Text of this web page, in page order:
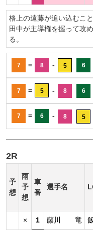
格上の遠藤が追い込むこ
田中が主導権を握って攻
る。
7 = 8 - 5 6
7 = 5 - 8 6
7 = 6 - 8 5
2R
予
想
雨
予
想
車
番
選手名
× 1 藤川 竜